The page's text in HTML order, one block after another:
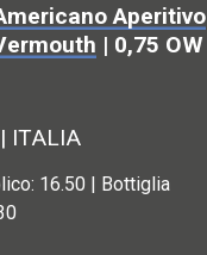
Aperitivo
| 0,75 OW
ITALIA
16.50 | Bottiglia